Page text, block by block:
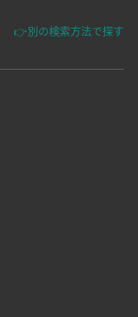
👉別の検索方法で探す